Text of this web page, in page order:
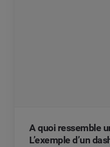
A quoi ressemble
L’exemple d’un